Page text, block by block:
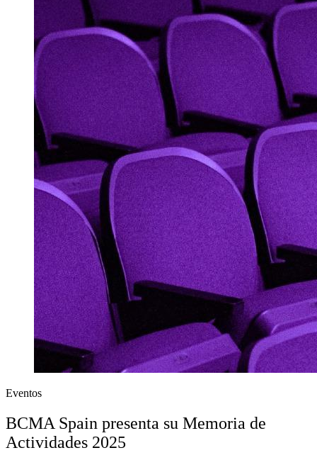
Eventos
BCMA Spain presenta su Memoria de
Actividades 2025